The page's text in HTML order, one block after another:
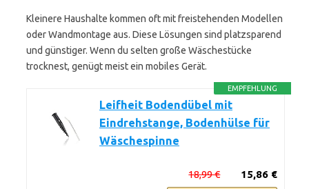
Kleinere Haushalte kommen oft mit freistehenden Modellen
oder Wandmontage aus. Diese Lösungen sind platzsparend
und günstiger. Wenn du selten große Wäschestücke
trocknest, genügt meist ein mobiles Gerät.
EMPFEHLUNG
Leifheit Bodendübel mit
Eindrehstange, Bodenhülse für
Wäschespinne
15,86 €
18,99 €